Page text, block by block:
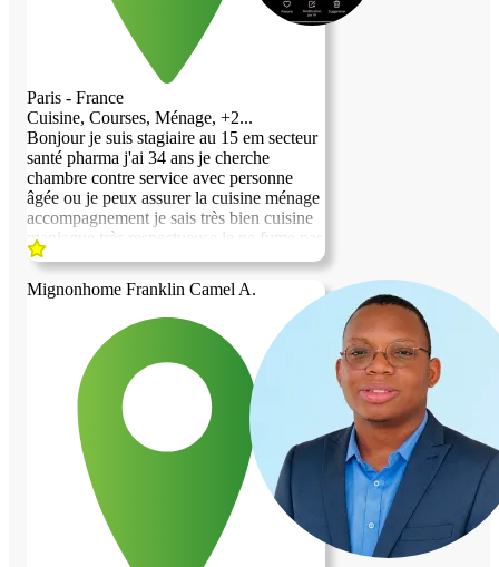
Paris - France
Cuisine, Courses, Ménage, +2...
Bonjour je suis stagiaire au 15 em secteur
santé pharma j'ai 34 ans je cherche
chambre contre service avec personne
âgée ou je peux assurer la cuisine ménage
accompagnement je sais très bien cuisine
maniaque très respectueuse je ne fume pas
pas d'alcool rien de tt
Mignonhome Franklin Camel A.